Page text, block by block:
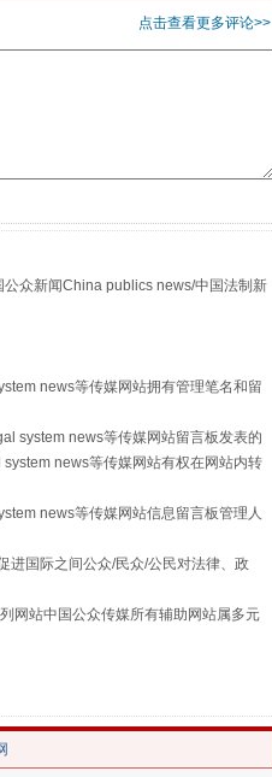
用生命托举生命
点击查看更多评论>>
众新闻China publics news/中国法制新
news等传媒网站拥有管理笔名和留
system news等传媒网站留言板发表的
news等传媒网站有权在网站内转
news等传媒网站信息留言板管理人
进国际之间公众/民众/公民对法律、政
网站中国公众传媒所有辅助网站属多元